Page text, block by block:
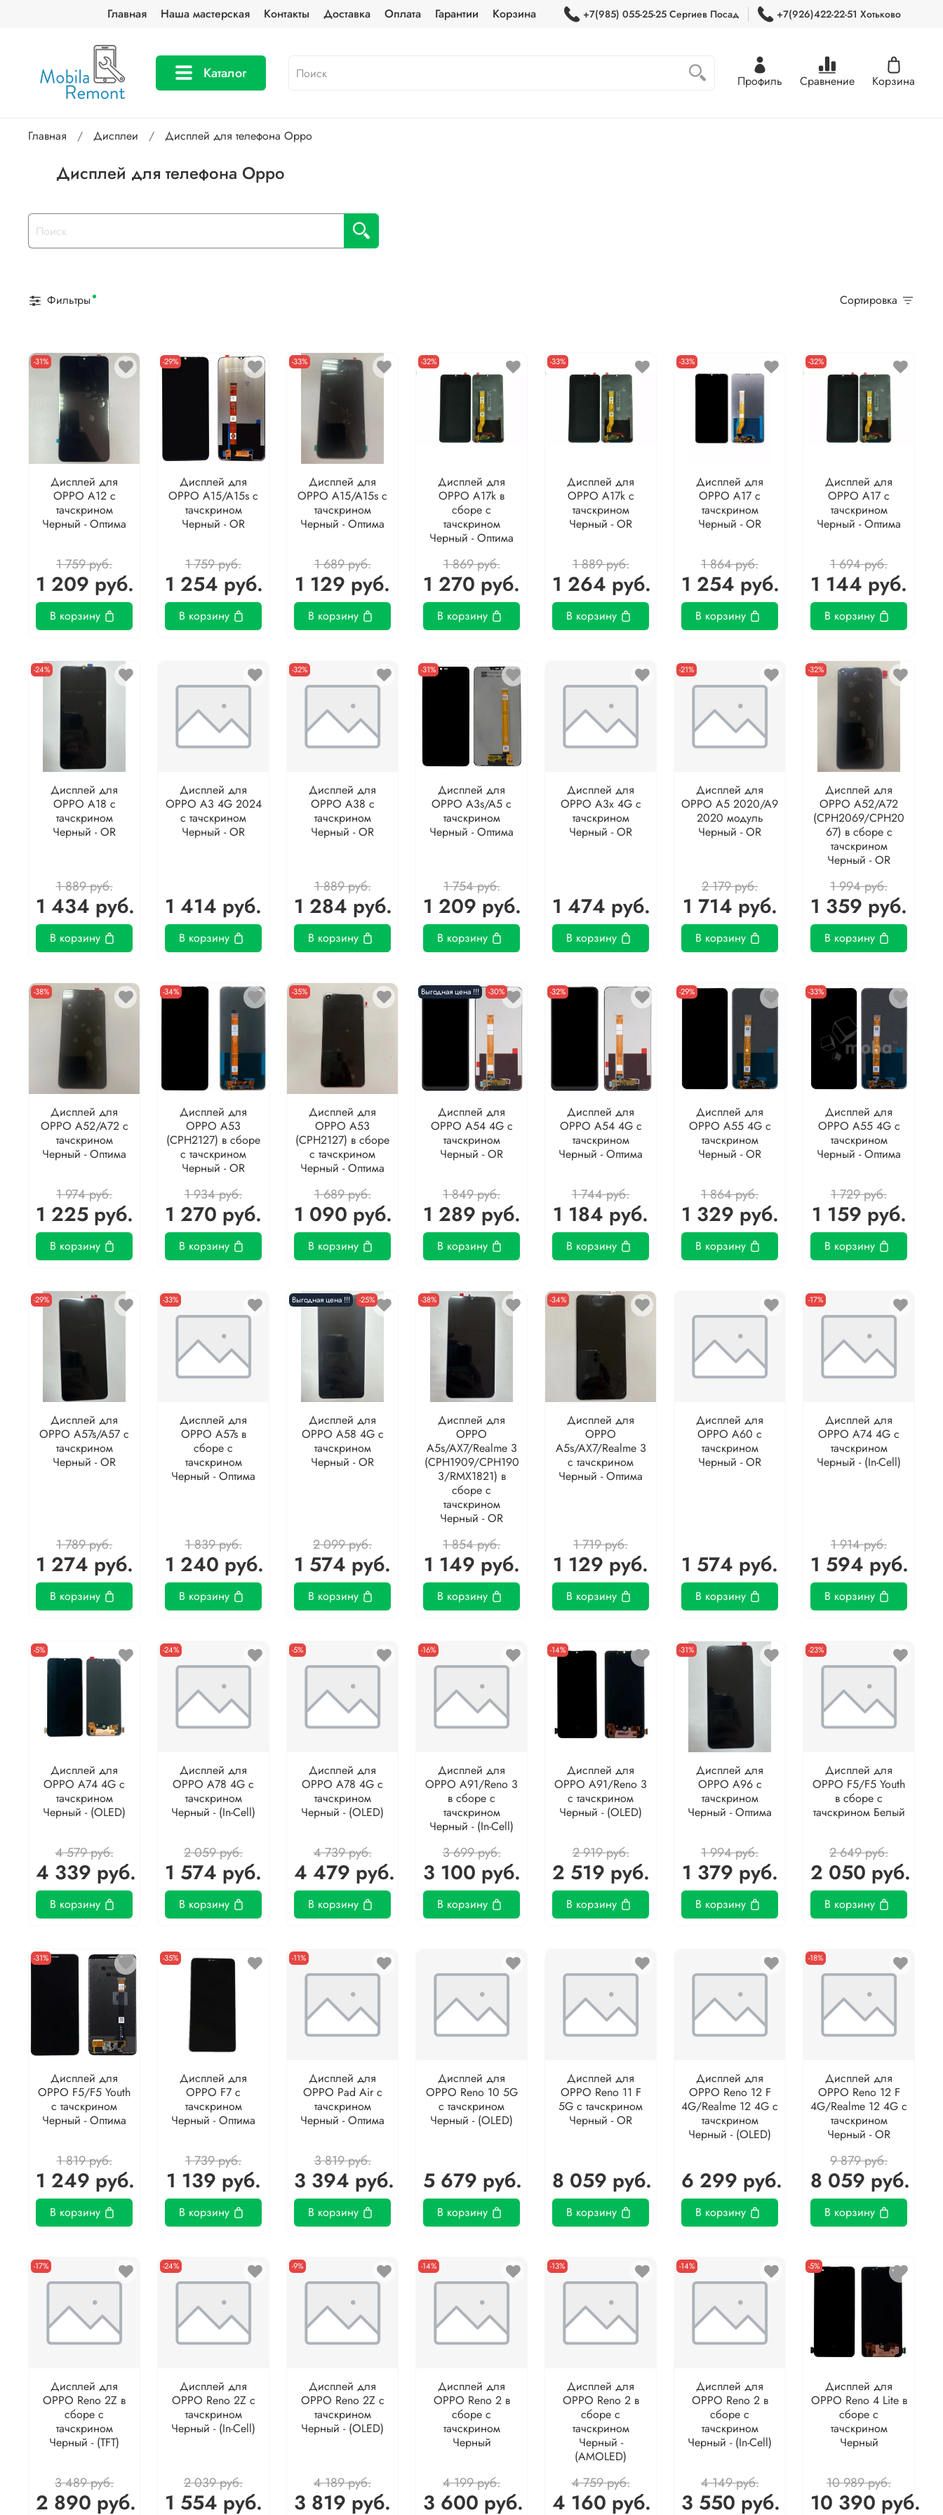
Главная Наша мастерская Контакты Доставка Оплата Гарантии Корзина +7(985) 055-25-25 Сергиев Посад +7(926)422-22-51 Хотьково
Каталог Профиль Сравнение Корзина
Главная Дисплеи Дисплей для телефона Oppo
Дисплей для телефона Oppo
Фильтры Сортировка
-31%
Дисплей для
OPPO A12 с
тачскрином
Черный - Оптима
1 759 руб.
1 209 руб.
В корзину
-29%
Дисплей для
OPPO A15/A15s с
тачскрином
Черный - OR
1 759 руб.
1 254 руб.
В корзину
-33%
Дисплей для
OPPO A15/A15s с
тачскрином
Черный - Оптима
1 689 руб.
1 129 руб.
В корзину
-32%
Дисплей для
OPPO A17k в
сборе с
тачскрином
Черный - Оптима
1 869 руб.
1 270 руб.
В корзину
-33%
Дисплей для
OPPO A17k с
тачскрином
Черный - OR
1 889 руб.
1 264 руб.
В корзину
-33%
Дисплей для
OPPO A17 с
тачскрином
Черный - OR
1 864 руб.
1 254 руб.
В корзину
-32%
Дисплей для
OPPO A17 с
тачскрином
Черный - Оптима
1 694 руб.
1 144 руб.
В корзину
-24%
Дисплей для
OPPO A18 с
тачскрином
Черный - OR
1 889 руб.
1 434 руб.
В корзину
Дисплей для
OPPO A3 4G 2024
с тачскрином
Черный - OR
1 414 руб.
В корзину
-32%
Дисплей для
OPPO A38 с
тачскрином
Черный - OR
1 889 руб.
1 284 руб.
В корзину
-31%
Дисплей для
OPPO A3s/A5 с
тачскрином
Черный - Оптима
1 754 руб.
1 209 руб.
В корзину
Дисплей для
OPPO A3x 4G с
тачскрином
Черный - OR
1 474 руб.
В корзину
-21%
Дисплей для
OPPO A5 2020/A9
2020 модуль
Черный - OR
2 179 руб.
1 714 руб.
В корзину
-32%
Дисплей для
OPPO A52/A72
(CPH2069/CPH20
67) в сборе с
тачскрином
Черный - OR
1 994 руб.
1 359 руб.
В корзину
-38%
Дисплей для
OPPO A52/A72 с
тачскрином
Черный - Оптима
1 974 руб.
1 225 руб.
В корзину
-34%
Дисплей для
OPPO A53
(CPH2127) в сборе
с тачскрином
Черный - OR
1 934 руб.
1 270 руб.
В корзину
-35%
Дисплей для
OPPO A53
(CPH2127) в сборе
с тачскрином
Черный - Оптима
1 689 руб.
1 090 руб.
В корзину
Выгодная цена !!! -30%
Дисплей для
OPPO A54 4G с
тачскрином
Черный - OR
1 849 руб.
1 289 руб.
В корзину
-32%
Дисплей для
OPPO A54 4G с
тачскрином
Черный - Оптима
1 744 руб.
1 184 руб.
В корзину
-29%
Дисплей для
OPPO A55 4G с
тачскрином
Черный - OR
1 864 руб.
1 329 руб.
В корзину
-33%
Дисплей для
OPPO A55 4G с
тачскрином
Черный - Оптима
1 729 руб.
1 159 руб.
В корзину
-29%
Дисплей для
OPPO A57s/A57 с
тачскрином
Черный - OR
1 789 руб.
1 274 руб.
В корзину
-33%
Дисплей для
OPPO A57s в
сборе с
тачскрином
Черный - Оптима
1 839 руб.
1 240 руб.
В корзину
Выгодная цена !!! -25%
Дисплей для
OPPO A58 4G с
тачскрином
Черный - OR
2 099 руб.
1 574 руб.
В корзину
-38%
Дисплей для
OPPO
A5s/AX7/Realme 3
(CPH1909/CPH190
3/RMX1821) в
сборе с
тачскрином
Черный - OR
1 854 руб.
1 149 руб.
В корзину
-34%
Дисплей для
OPPO
A5s/AX7/Realme 3
с тачскрином
Черный - Оптима
1 719 руб.
1 129 руб.
В корзину
Дисплей для
OPPO A60 с
тачскрином
Черный - OR
1 574 руб.
В корзину
-17%
Дисплей для
OPPO A74 4G с
тачскрином
Черный - (In-Cell)
1 914 руб.
1 594 руб.
В корзину
-5%
Дисплей для
OPPO A74 4G с
тачскрином
Черный - (OLED)
4 579 руб.
4 339 руб.
В корзину
-24%
Дисплей для
OPPO A78 4G с
тачскрином
Черный - (In-Cell)
2 059 руб.
1 574 руб.
В корзину
-5%
Дисплей для
OPPO A78 4G с
тачскрином
Черный - (OLED)
4 739 руб.
4 479 руб.
В корзину
-16%
Дисплей для
OPPO A91/Reno 3
в сборе с
тачскрином
Черный - (In-Cell)
3 699 руб.
3 100 руб.
В корзину
-14%
Дисплей для
OPPO A91/Reno 3
с тачскрином
Черный - (OLED)
2 919 руб.
2 519 руб.
В корзину
-31%
Дисплей для
OPPO A96 с
тачскрином
Черный - Оптима
1 994 руб.
1 379 руб.
В корзину
-23%
Дисплей для
OPPO F5/F5 Youth
в сборе с
тачскрином Белый
2 649 руб.
2 050 руб.
В корзину
-31%
Дисплей для
OPPO F5/F5 Youth
с тачскрином
Черный - Оптима
1 819 руб.
1 249 руб.
В корзину
-35%
Дисплей для
OPPO F7 с
тачскрином
Черный - Оптима
1 739 руб.
1 139 руб.
В корзину
-11%
Дисплей для
OPPO Pad Air с
тачскрином
Черный - Оптима
3 819 руб.
3 394 руб.
В корзину
Дисплей для
OPPO Reno 10 5G
с тачскрином
Черный - (OLED)
5 679 руб.
В корзину
Дисплей для
OPPO Reno 11 F
5G с тачскрином
Черный - OR
8 059 руб.
В корзину
Дисплей для
OPPO Reno 12 F
4G/Realme 12 4G с
тачскрином
Черный - (OLED)
6 299 руб.
В корзину
-18%
Дисплей для
OPPO Reno 12 F
4G/Realme 12 4G с
тачскрином
Черный - OR
9 879 руб.
8 059 руб.
В корзину
-17%
Дисплей для
OPPO Reno 2Z в
сборе с
тачскрином
Черный - (TFT)
3 489 руб.
2 890 руб.
-24%
Дисплей для
OPPO Reno 2Z с
тачскрином
Черный - (In-Cell)
2 039 руб.
1 554 руб.
-9%
Дисплей для
OPPO Reno 2Z с
тачскрином
Черный - (OLED)
4 189 руб.
3 819 руб.
-14%
Дисплей для
OPPO Reno 2 в
сборе с
тачскрином
Черный
4 199 руб.
3 600 руб.
-13%
Дисплей для
OPPO Reno 2 в
сборе с
тачскрином
Черный -
(AMOLED)
4 759 руб.
4 160 руб.
-14%
Дисплей для
OPPO Reno 2 в
сборе с
тачскрином
Черный - (In-Cell)
4 149 руб.
3 550 руб.
-5%
Дисплей для
OPPO Reno 4 Lite в
сборе с
тачскрином
Черный
10 989 руб.
10 390 руб.